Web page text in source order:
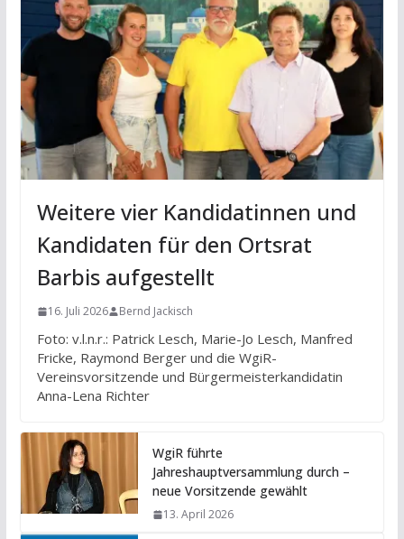
Weitere vier Kandidatinnen und
Kandidaten für den Ortsrat
Barbis aufgestellt
16. Juli 2026 Bernd Jackisch
Foto: v.l.n.r.: Patrick Lesch, Marie-Jo Lesch, Manfred
Fricke, Raymond Berger und die WgiR-
Vereinsvorsitzende und Bürgermeisterkandidatin
Anna-Lena Richter
WgiR führte
Jahreshauptversammlung durch –
neue Vorsitzende gewählt
13. April 2026